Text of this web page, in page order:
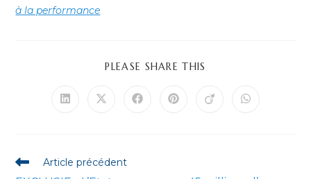
à la performance
PLEASE SHARE THIS
Ouvrir
Ouvrir Ouvrir Ouvrir Ouvrir Ouvrir
Read
Article précédent